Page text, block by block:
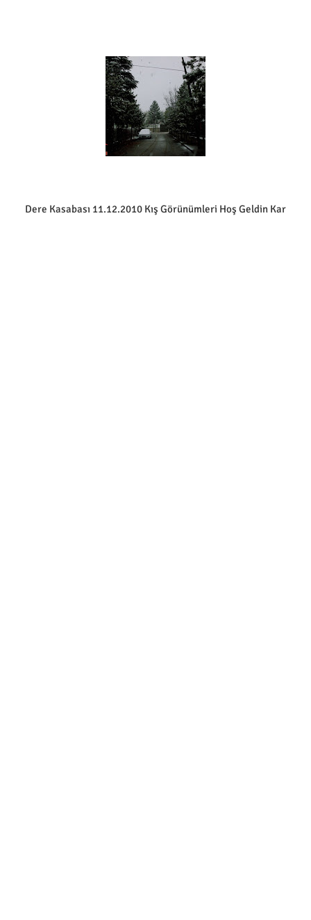
Dere Kasabası 11.12.2010 Kış Görünümleri Hoş Geldin Kar